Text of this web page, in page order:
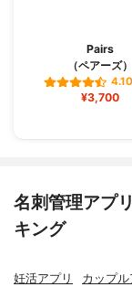
Pairs
（ペアーズ）
4.10
¥3,700
名刺管理アプ
キング
妊活アプリ カップル